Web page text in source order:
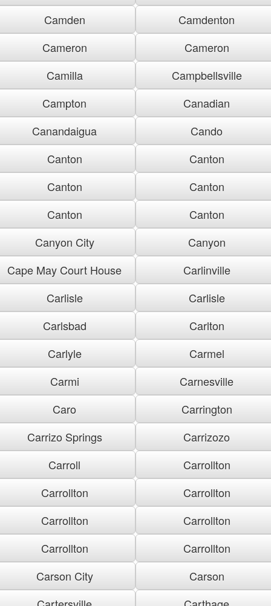
Camden
Camdenton
Cameron
Cameron
Camilla
Campbellsville
Campton
Canadian
Canandaigua
Cando
Canton
Canton
Canton
Canton
Canton
Canton
Canyon City
Canyon
Cape May Court House
Carlinville
Carlisle
Carlisle
Carlsbad
Carlton
Carlyle
Carmel
Carmi
Carnesville
Caro
Carrington
Carrizo Springs
Carrizozo
Carroll
Carrollton
Carrollton
Carrollton
Carrollton
Carrollton
Carrollton
Carrollton
Carson City
Carson